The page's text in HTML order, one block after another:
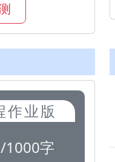
作业版
1000字